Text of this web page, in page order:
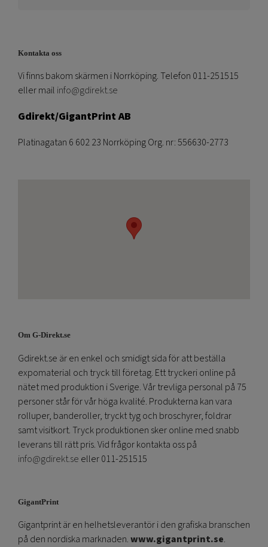
Kontakta oss
Vi finns bakom skärmen i Norrköping. Telefon 011-251515
eller mail info@gdirekt.se
Gdirekt/GigantPrint AB
Platinagatan 6 602 23 Norrköping Org. nr: 556630-2773
Om G-Direkt.se
Gdirekt.se är en enkel och smidigt sida för att beställa
expomaterial och tryck till företag. Ett tryckeri online på
nätet med produktion i Sverige. Vår trevliga personal på 75
personer står för vår höga kvalité. Produkterna kan vara
rolluper, banderoller, tryckt tyg och broschyrer, foldrar
samt visitkort. Tryck produktionen sker online med snabb
leverans till rätt pris. Vid frågor kontakta oss på
info@gdirekt.se eller 011-251515
GigantPrint
Gigantprint är en helhetsleverantör i den grafiska branschen
på den nordiska marknaden.www.gigantprint.se.